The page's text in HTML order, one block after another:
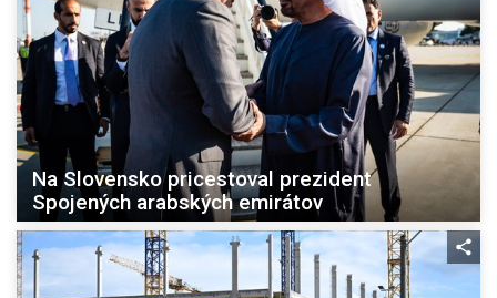
Na Slovensko pricestoval prezident
Spojených arabských emirátov